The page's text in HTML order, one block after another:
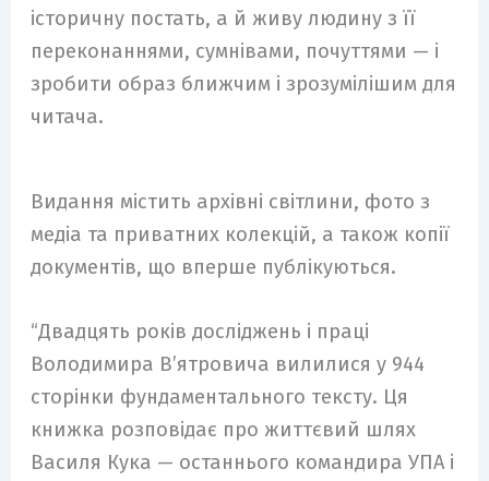
історичну постать, а й живу людину з її
переконаннями, сумнівами, почуттями — і
зробити образ ближчим і зрозумілішим для
читача.
Видання містить архівні світлини, фото з
медіа та приватних колекцій, а також копії
документів, що вперше публікуються.
“Двадцять років досліджень і праці
Володимира В’ятровича вилилися у 944
сторінки фундаментального тексту. Ця
книжка розповідає про життєвий шлях
Василя Кука — останнього командира УПА і